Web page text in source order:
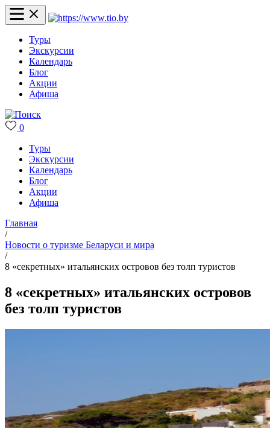
Туры
Экскурсии
Календарь
Блог
Акции
Афиша
0
Туры
Экскурсии
Календарь
Блог
Акции
Афиша
Главная
/
Новости о туризме Беларуси и мира
/
8 «секретных» итальянских островов без толп туристов
8 «секретных» итальянских островов
без толп туристов